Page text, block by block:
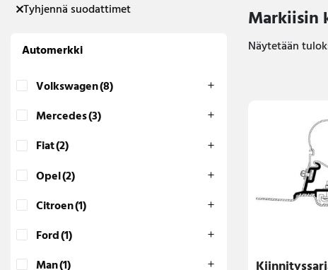
Caravan
Outlet
Vanlife
Lava-autojen tuotteet
Pakettiautotuotteet
Tyhjennä suodattimet
Automerkki
Volkswagen(8)
Mercedes(3)
Fiat(2)
Opel(2)
Citroen(1)
Ford(1)
Man(1)
Markiisin
Näytetään